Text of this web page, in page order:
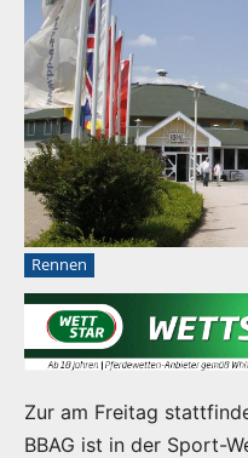
Rennen
Zur am Freitag
BBAG ist in der Sport-